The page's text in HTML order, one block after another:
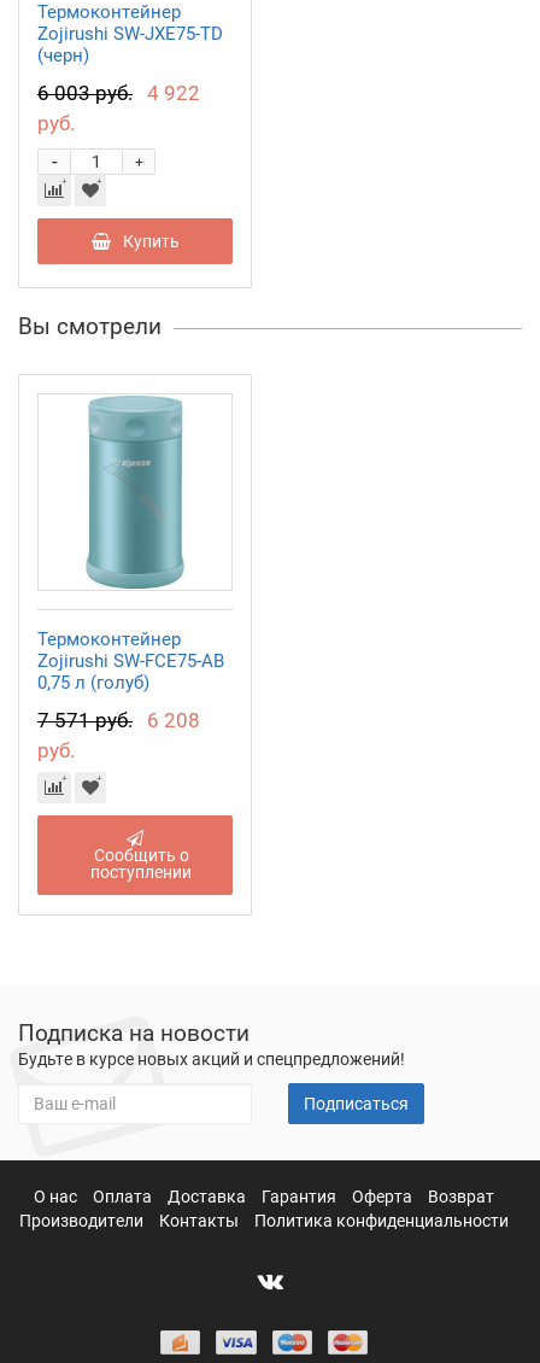
Термоконтейнер
Zojirushi SW-JXE75-TD
(черн)
6 003 руб. 4 922
руб.
+
-
Купить
Вы смотрели
Термоконтейнер
Zojirushi SW-FCE75-AB
0,75 л (голуб)
7 571 руб.
6 208
руб.
Сообщить о
поступлении
Подписка на новости
Будьте в курсе новых акций и спецпредложений!
Подписаться
О нас Оплата Доставка Гарантия Оферта
Возврат
Производители
Контакты Политика конфиденциальности